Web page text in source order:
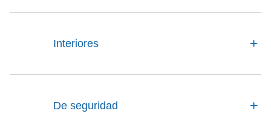
Interiores
De seguridad